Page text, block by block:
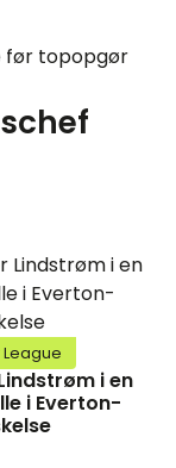
i en
i Everton-